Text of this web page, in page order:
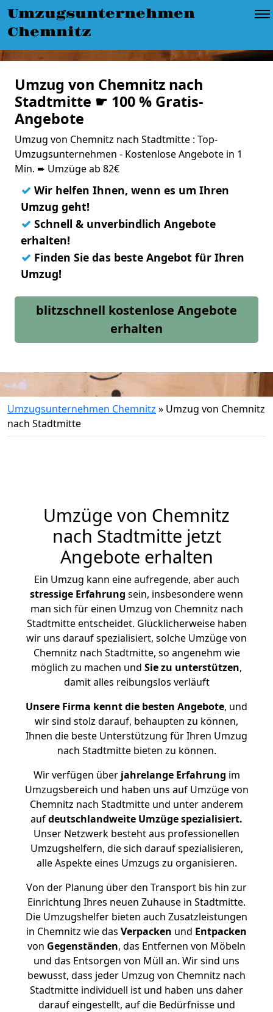
Umzugsunternehmen
Chemnitz
Umzug von Chemnitz nach
Stadtmitte ☛ 100 % Gratis-
Angebote
Umzug von Chemnitz nach Stadtmitte : Top-
Umzugsunternehmen - Kostenlose Angebote in 1
Min. ➨ Umzüge ab 82€
✓ Wir helfen Ihnen, wenn es um Ihren
Umzug geht!
✓ Schnell & unverbindlich Angebote
erhalten!
✓ Finden Sie das beste Angebot für Ihren
Umzug!
blitzschnell kostenlose Angebote
erhalten
Umzugsunternehmen Chemnitz » Umzug von Chemnitz
nach Stadtmitte
Umzüge von Chemnitz
nach Stadtmitte jetzt
Angebote erhalten
Ein Umzug kann eine aufregende, aber auch
stressige Erfahrung sein, insbesondere wenn
man sich für einen Umzug von Chemnitz nach
Stadtmitte entscheidet. Glücklicherweise haben
wir uns darauf spezialisiert, solche Umzüge von
Chemnitz nach Stadtmitte, so angenehm wie
möglich zu machen und Sie zu unterstützen,
damit alles reibungslos verläuft
Unsere Firma kennt die besten Angebote, und
wir sind stolz darauf, behaupten zu können,
Ihnen die beste Unterstützung für Ihren Umzug
nach Stadtmitte bieten zu können.
Wir verfügen überjahrelange Erfahrung im
Umzugsbereich und haben uns auf Umzüge von
Chemnitz nach Stadtmitte und unter anderem
aufdeutschlandweite Umzüge spezialisiert.
Unser Netzwerk besteht aus professionellen
Umzugshelfern, die sich darauf spezialisieren,
alle Aspekte eines Umzugs zu organisieren.
Von der Planung über den Transport bis hin zur
Einrichtung Ihres neuen Zuhause in Stadtmitte.
Die Umzugshelfer bieten auch Zusatzleistungen
in Chemnitz wie das Verpacken und Entpacken
von Gegenständen, das Entfernen von Möbeln
und das Entsorgen von Müll an. Wir sind uns
bewusst, dass jeder Umzug von Chemnitz nach
Stadtmitte individuell ist und haben uns daher
darauf eingestellt, auf die Bedürfnisse und